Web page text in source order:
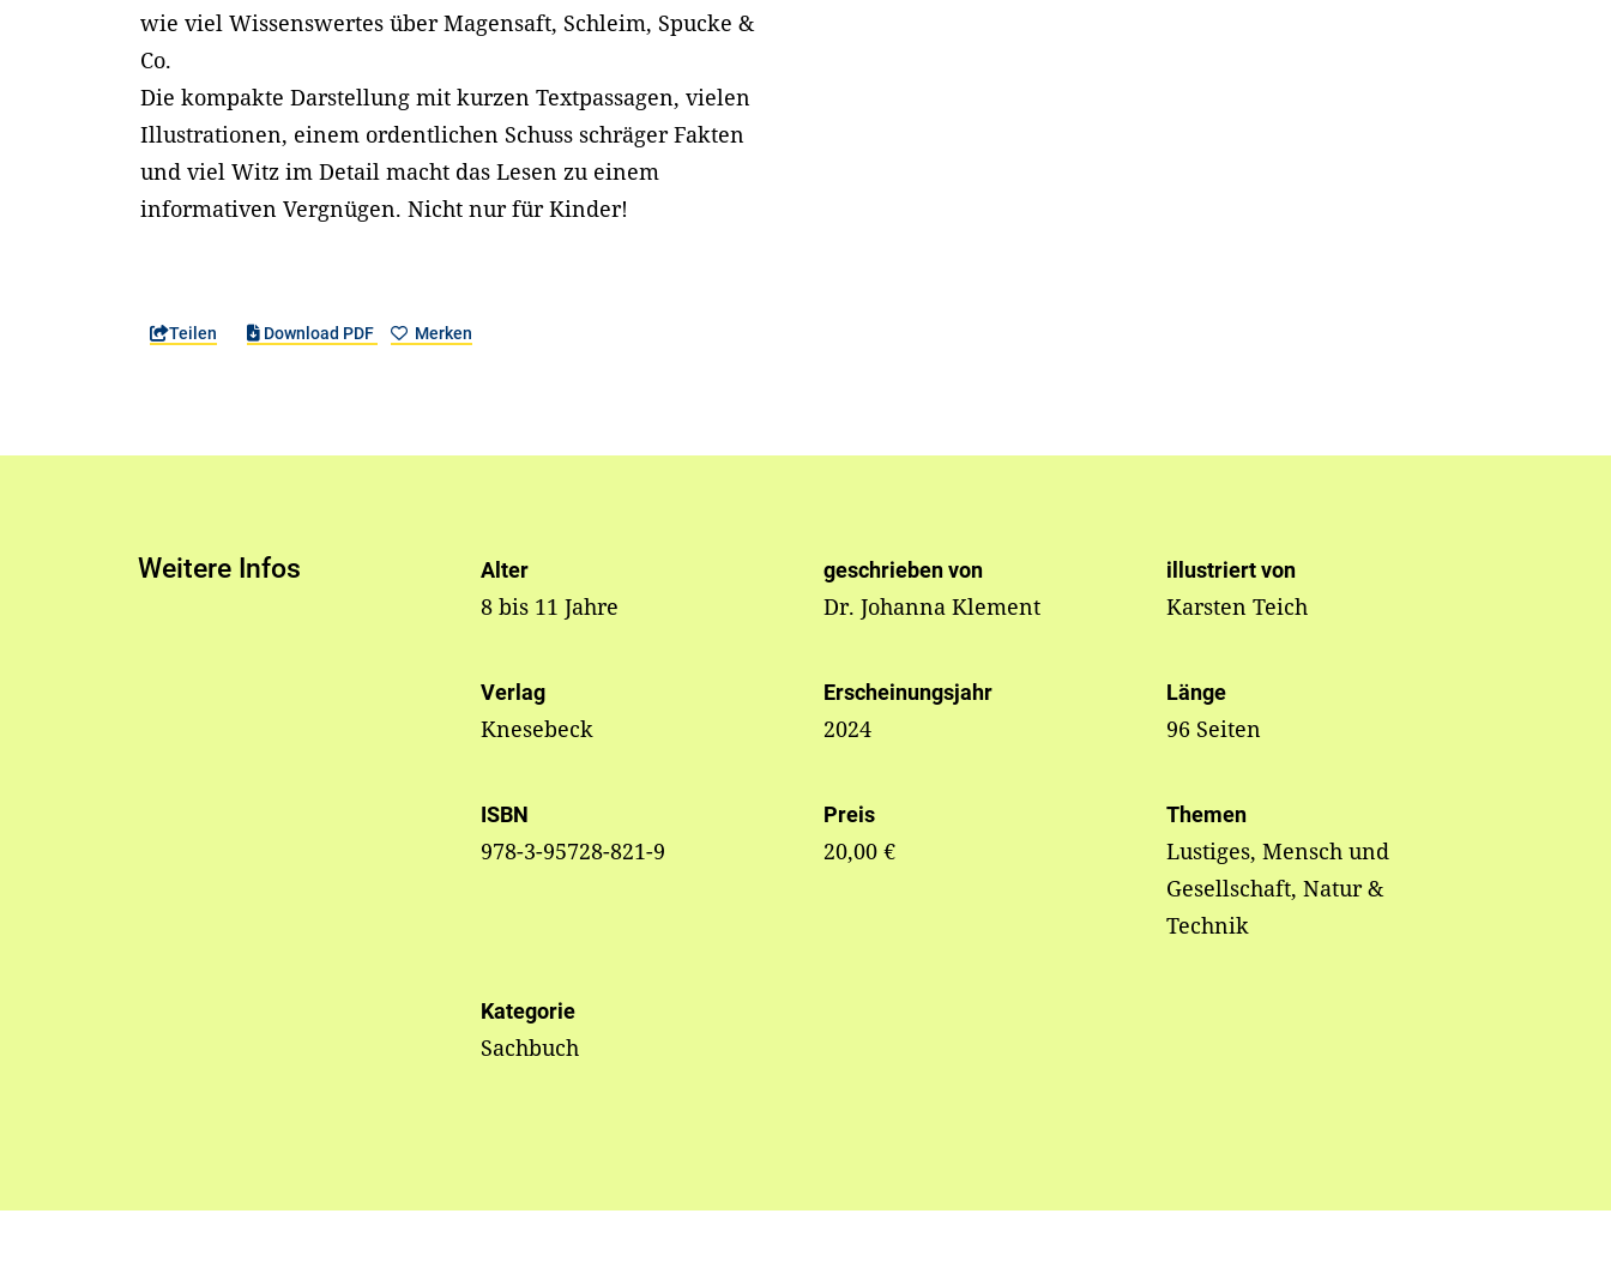
wie viel Wissenswertes über Magensaft, Schleim, Spucke &
Co.
Die kompakte Darstellung mit kurzen Textpassagen, vielen
Illustrationen, einem ordentlichen Schuss schräger Fakten
und viel Witz im Detail macht das Lesen zu einem
informativen Vergnügen. Nicht nur für Kinder!
Teilen Download PDF Merken
Weitere Infos Alter
8 bis 11 Jahre
geschrieben von
Dr. Johanna Klement
illustriert von
Karsten Teich
Verlag
Knesebeck
Erscheinungsjahr
2024
Länge
96 Seiten
ISBN
978-3-95728-821-9
Preis
20,00 €
Themen
Lustiges, Mensch und
Gesellschaft, Natur &
Technik
Kategorie
Sachbuch